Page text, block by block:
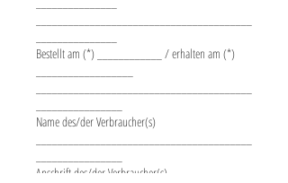
Bestellt am (*) ____________ / erhalten am (*)
Name des/der Verbraucher(s)
Anschrift des/der Verbraucher(s)